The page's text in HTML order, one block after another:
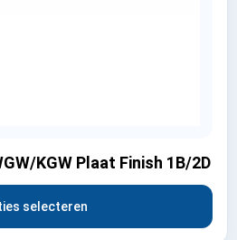
KGW Plaat Finish 1B/2D
selecteren